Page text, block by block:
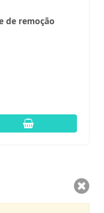
de remoção
Adicionar ao